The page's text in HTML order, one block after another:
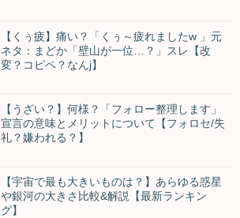
【くぅ疲】痛い？「くぅ～疲れましたw 」元
ネタ：まどか「壁山が一位…？」スレ【改
変？コピペ？なんj】
【うざい？】何様？「フォロー整理します」
宣言の意味とメリットについて【フォロセ/失
礼？嫌われる？】
【宇宙で最も大きいものは？】あらゆる惑星
や銀河の大きさ比較&解説【最新ランキン
グ】